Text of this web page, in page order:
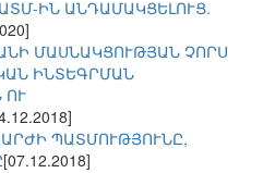
ԻՆ ԱՆԴԱՄԱԿՑԵԼՈՒՑ.
ՄԱՍՆԱԿՑՈՒԹՅԱՆ ՉՈՐՍ
ԻՆՏԵԳՐՄԱՆ
ՈՒ
ՊԱՏՄՈՒԹՅՈՒՆԸ,
[07.12.2018]